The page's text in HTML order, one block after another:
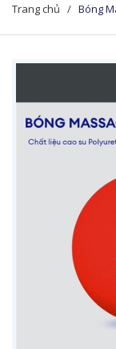
Trang chủ / Bóng